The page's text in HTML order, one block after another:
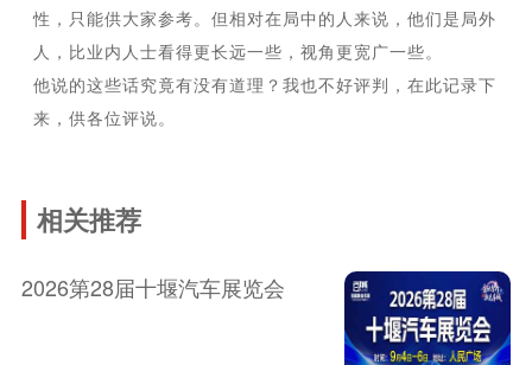
性，只能供大家参考。但相对在局中的人来说，他们是局外
人，比业内人士看得更长远一些，视角更宽广一些。
他说的这些话究竟有没有道理？我也不好评判，在此记录下
来，供各位评说。
相关推荐
2026第28届十堰汽车展览会